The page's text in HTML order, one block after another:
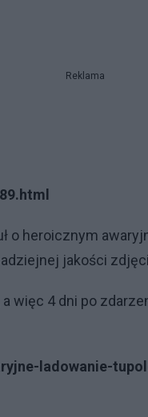
Reklama
o heroicznym
jakości
więc 4 dni po
ladowanie-